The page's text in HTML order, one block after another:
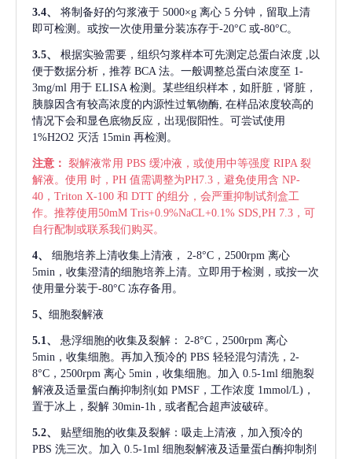
3.4、 将制备好的匀浆液于 5000×g 离心 5 分钟，留取上清
即可检测。或按一次使用量分装冻存于-20°C 或-80°C。
3.5、 根据实验需要，组织匀浆样本可先测定总蛋白浓度 ,以
便于数据分析，推荐 BCA 法。一般调整总蛋白浓度至 1-
3mg/ml 用于 ELISA 检测。某些组织样本，如肝脏，肾脏，
胰腺因含有较高浓度的内源性过氧物酶, 在样品浓度较高的
情况下会和显色底物反应，出现假阳性。可尝试使用
1%H2O2 灭活 15min 再检测。
注意： 裂解液常用 PBS 缓冲液，或使用中等强度 RIPA 裂
解液。使用 时，PH 值需调整为PH7.3，避免使用含 NP-
40，Triton X-100 和 DTT 的组分，会严重抑制试剂盒工
作。推荐使用50mM Tris+0.9%NaCL+0.1% SDS,PH 7.3，可
自行配制或联系我们购买。
4、 细胞培养上清收集上清液，
2-8°C，2500rpm 离心
5min，收集澄清的细胞培养上清。立即用于检测，或按一次
使用量分装于-80°C 冻存备用。
5、 细胞裂解液
5.1、 悬浮细胞的收集及裂解：
2-8°C，2500rpm 离心
5min，收集细胞。再加入预冷的 PBS 轻轻混匀清洗，2-
8°C，2500rpm 离心 5min，收集细胞。加入 0.5-1ml 细胞裂
解液及适量蛋白酶抑制剂(如 PMSF，工作浓度 1mmol/L)，
置于冰上，裂解 30min-1h , 或者配合超声波破碎。
5.2、
贴壁细胞的收集及裂解：吸走上清液，加入预冷的
PBS 洗三次。加入 0.5-1ml 细胞裂解液及适量蛋白酶抑制剂